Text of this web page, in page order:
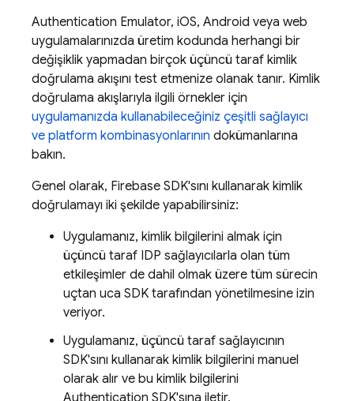
Authentication Emulator, iOS, Android veya web
uygulamalarınızda üretim kodunda herhangi bir
değişiklik yapmadan birçok üçüncü taraf kimlik
doğrulama akışını test etmenize olanak tanır. Kimlik
doğrulama akışlarıyla ilgili örnekler için
uygulamanızda kullanabileceğiniz çeşitli sağlayıcı
ve platform kombinasyonlarının dokümanlarına
bakın.
Genel olarak, Firebase SDK'sını kullanarak kimlik
doğrulamayı iki şekilde yapabilirsiniz:
Uygulamanız, kimlik bilgilerini almak için
üçüncü taraf IDP sağlayıcılarla olan tüm
etkileşimler de dahil olmak üzere tüm sürecin
uçtan uca SDK tarafından yönetilmesine izin
veriyor.
Uygulamanız, üçüncü taraf sağlayıcının
SDK'sını kullanarak kimlik bilgilerini manuel
olarak alır ve bu kimlik bilgilerini
Authentication SDK'sına iletir.